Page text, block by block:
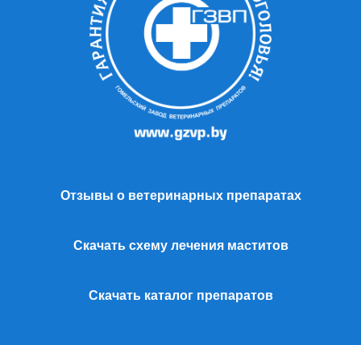
Отзывы о ветеринарных препаратах
Скачать схему лечения маститов
Скачать каталог препаратов